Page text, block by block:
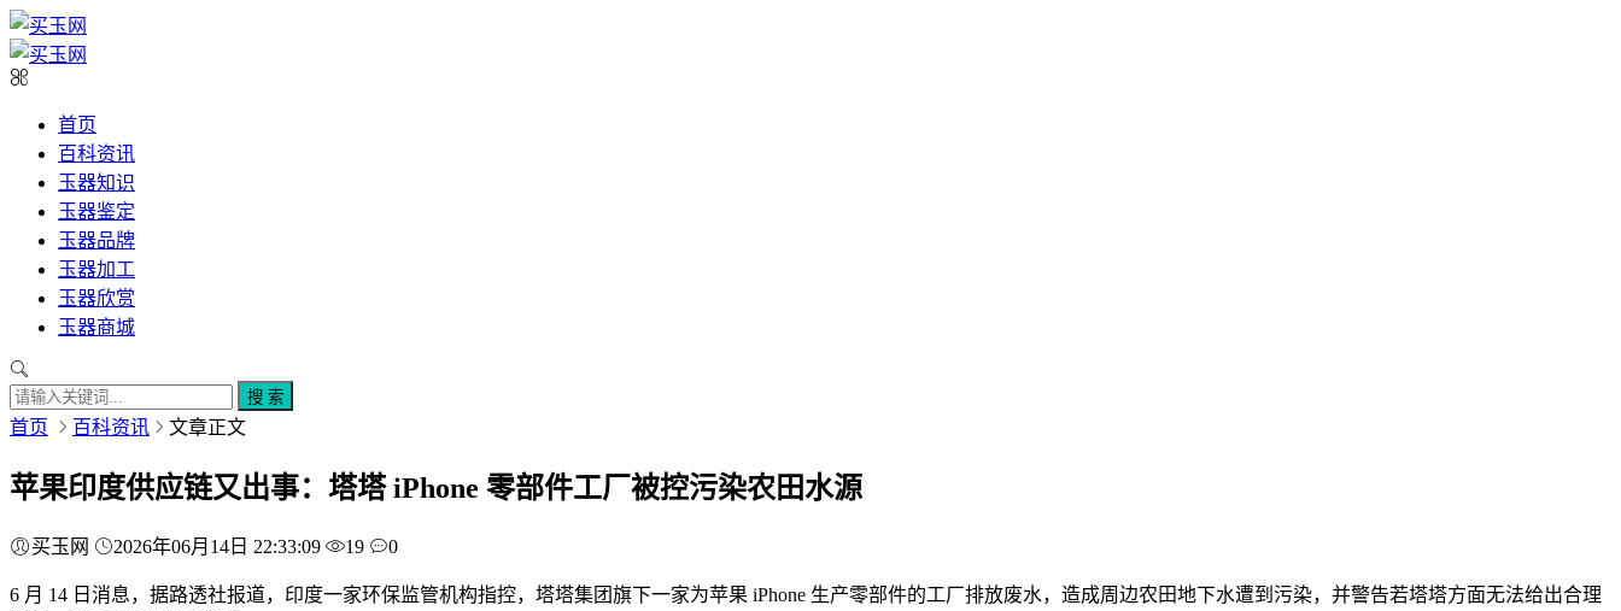
首页
百科资讯
玉器知识
玉器鉴定
玉器品牌
玉器加工
玉器欣赏
玉器商城
搜 索
首页 百科资讯 文章正文
苹果印度供应链又出事：塔塔 iPhone 零部件工厂被控污染农田水源
买玉网 2026年06月14日 22:33:09 19 0
6 月 14 日消息，据路透社报道，印度一家环保监管机构指控，塔塔集团旗下一家为苹果 iPhone 生产零部件的工厂排放废水，造成周边农田地下水遭到污染，并警告若塔塔方面无法给出合理